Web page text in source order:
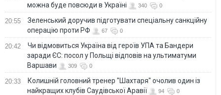
можна буде повсюди в Україні
340 0
20:55
Зеленський доручив підготувати спеціальну санкційну
операцію проти РФ
67 0
20:42
Чи відмовиться Україна від героїв УПА та Бандери
заради ЄС: посол у Польщі відповів на ультиматуми
Варшави
309 0
20:33
Колишній головний тренер "Шахтаря" очолив один із
найкращих клубів Саудівської Аравії
94 0